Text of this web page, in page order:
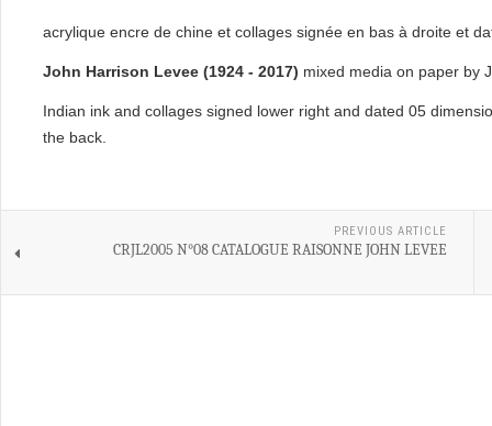
acrylique encre de chine et collages signée en bas à droite et
John Harrison Levee (1924 - 2017) mixed media on paper by
Indian ink and collages signed lower right and dated 05
the back.
PREVIOUS ARTICLE
CRJL2005 N°08 CATALOGUE RAISONNE JOHN LEVEE